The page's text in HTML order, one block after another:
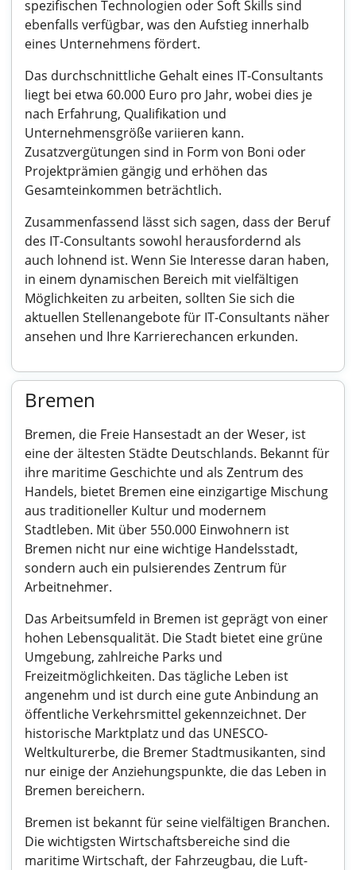
spezifischen Technologien oder Soft Skills sind
ebenfalls verfügbar, was den Aufstieg innerhalb
eines Unternehmens fördert.
Das durchschnittliche Gehalt eines IT-Consultants
liegt bei etwa 60.000 Euro pro Jahr, wobei dies je
nach Erfahrung, Qualifikation und
Unternehmensgröße variieren kann.
Zusatzvergütungen sind in Form von Boni oder
Projektprämien gängig und erhöhen das
Gesamteinkommen beträchtlich.
Zusammenfassend lässt sich sagen, dass der Beruf
des IT-Consultants sowohl herausfordernd als
auch lohnend ist. Wenn Sie Interesse daran haben,
in einem dynamischen Bereich mit vielfältigen
Möglichkeiten zu arbeiten, sollten Sie sich die
aktuellen Stellenangebote für IT-Consultants näher
ansehen und Ihre Karrierechancen erkunden.
Bremen
Bremen, die Freie Hansestadt an der Weser, ist
eine der ältesten Städte Deutschlands. Bekannt für
ihre maritime Geschichte und als Zentrum des
Handels, bietet Bremen eine einzigartige Mischung
aus traditioneller Kultur und modernem
Stadtleben. Mit über 550.000 Einwohnern ist
Bremen nicht nur eine wichtige Handelsstadt,
sondern auch ein pulsierendes Zentrum für
Arbeitnehmer.
Das Arbeitsumfeld in Bremen ist geprägt von einer
hohen Lebensqualität. Die Stadt bietet eine grüne
Umgebung, zahlreiche Parks und
Freizeitmöglichkeiten. Das tägliche Leben ist
angenehm und ist durch eine gute Anbindung an
öffentliche Verkehrsmittel gekennzeichnet. Der
historische Marktplatz und das UNESCO-
Weltkulturerbe, die Bremer Stadtmusikanten, sind
nur einige der Anziehungspunkte, die das Leben in
Bremen bereichern.
Bremen ist bekannt für seine vielfältigen Branchen.
Die wichtigsten Wirtschaftsbereiche sind die
maritime Wirtschaft, der Fahrzeugbau, die Luft-